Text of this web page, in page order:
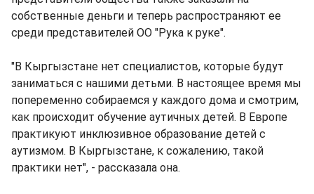
собственные деньги и теперь распространяют ее
среди представителей ОО "Рука к руке".
"В Кыргызстане нет специалистов, которые будут
заниматься с нашими детьми. В настоящее время мы
попеременно собираемся у каждого дома и смотрим,
как происходит обучение аутичных детей. В Европе
практикуют инклюзивное образование детей с
аутизмом. В Кыргызстане, к сожалению, такой
практики нет", - рассказала она.